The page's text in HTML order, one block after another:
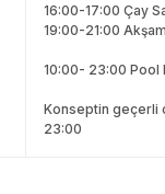
16:00-17:00 Çay
19:00-21:00
10:00- 23:00 Pool
Konseptin geçerli
23:00